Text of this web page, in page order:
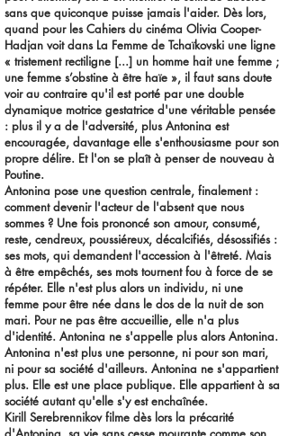
sans que quiconque puisse jamais l'aider. Dès lors,
quand pour les Cahiers du cinéma Olivia Cooper-
Hadjan voit dans La Femme de Tchaïkovski une ligne
« tristement rectiligne [...] un homme hait une femme ;
une femme s’obstine à être haïe », il faut sans doute
voir au contraire qu'il est porté par une double
dynamique motrice gestatrice d'une véritable pensée
: plus il y a de l'adversité, plus Antonina est
encouragée, davantage elle s'enthousiasme pour son
propre délire. Et l'on se plaît à penser de nouveau à
Poutine.
Antonina pose une question centrale, finalement :
comment devenir l'acteur de l'absent que nous
sommes ? Une fois prononcé son amour, consumé,
reste, cendreux, poussiéreux, décalcifiés, désossifiés :
ses mots, qui demandent l'accession à l'êtreté. Mais
à être empêchés, ses mots tournent fou à force de se
répéter. Elle n'est plus alors un individu, ni une
femme pour être née dans le dos de la nuit de son
mari. Pour ne pas être accueillie, elle n'a plus
d'identité. Antonina ne s'appelle plus alors Antonina.
Antonina n'est plus une personne, ni pour son mari,
ni pour sa société d'ailleurs. Antonina ne s'appartient
plus. Elle est une place publique. Elle appartient à sa
société autant qu'elle s'y est enchaînée.
Kirill Serebrennikov filme dès lors la précarité